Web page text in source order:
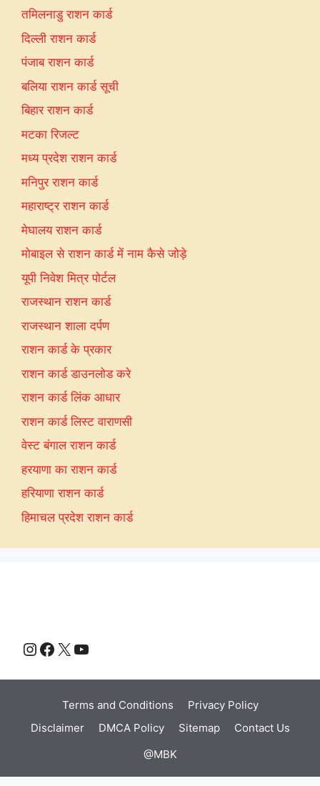
तमिलनाडु राशन कार्ड
दिल्ली राशन कार्ड
पंजाब राशन कार्ड
बलिया राशन कार्ड सूची
बिहार राशन कार्ड
मटका रिजल्ट
मध्य प्रदेश राशन कार्ड
मनिपुर राशन कार्ड
महाराष्ट्र राशन कार्ड
मेघालय राशन कार्ड
मोबाइल से राशन कार्ड में नाम कैसे जोड़े
यूपी निवेश मित्र पोर्टल
राजस्थान राशन कार्ड
राजस्थान शाला दर्पण
राशन कार्ड के प्रकार
राशन कार्ड डाउनलोड करे
राशन कार्ड लिंक आधार
राशन कार्ड लिस्ट वाराणसी
वेस्ट बंगाल राशन कार्ड
हरयाणा का राशन कार्ड
हरियाणा राशन कार्ड
हिमाचल प्रदेश राशन कार्ड
Instagram
Facebook
X YouTube
Terms and Conditions
Privacy Policy
Disclaimer
DMCA Policy Sitemap
Contact Us
@MBK